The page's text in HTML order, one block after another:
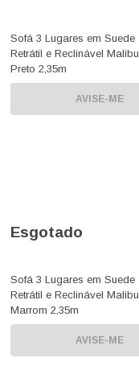
Sofá 3 Lugares em Suede
Retrátil e Reclinável Malibu
Preto 2,35m
AVISE-ME
Esgotado
Sofá 3 Lugares em Suede
Retrátil e Reclinável Malibu
Marrom 2,35m
AVISE-ME